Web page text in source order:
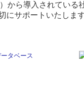
から導入されている
にサポートいたしま